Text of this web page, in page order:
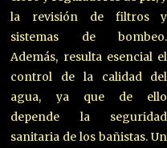
la revisión de filtros y
sistemas de bombeo.
Además, resulta esencial el
control de la calidad del
agua, ya que de ello
depende la seguridad
sanitaria de los bañistas. Un